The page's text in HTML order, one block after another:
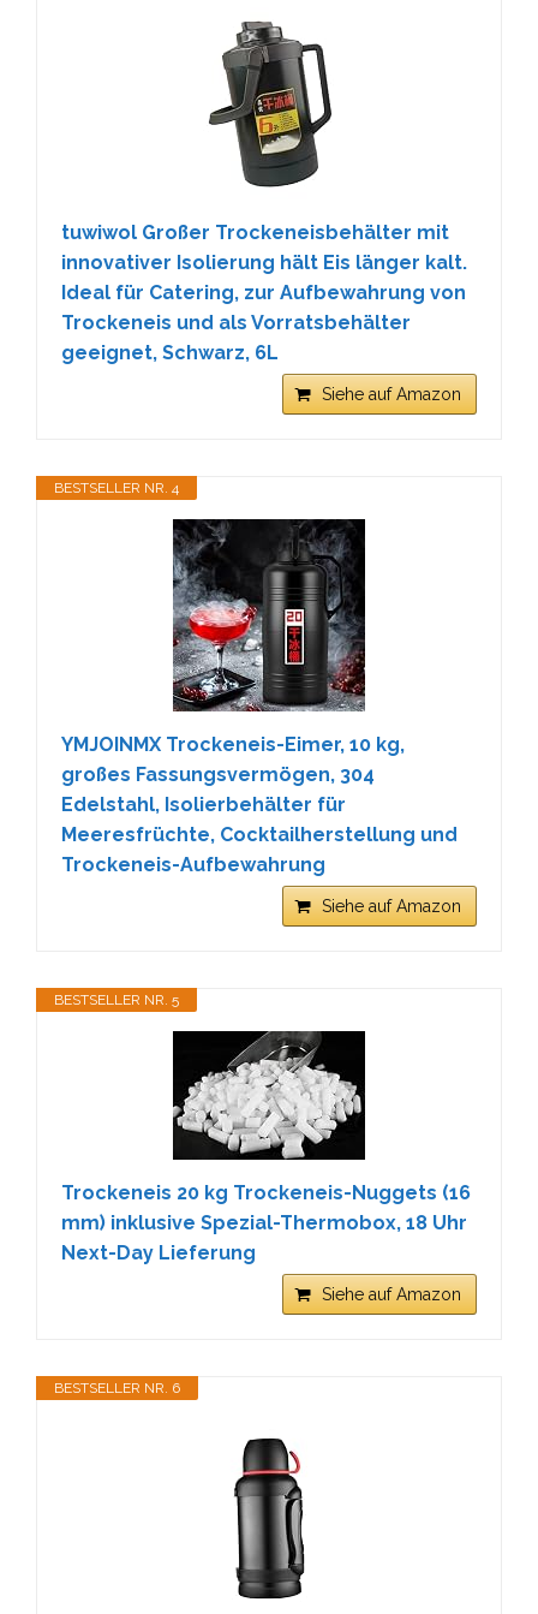
tuwiwol Großer Trockeneisbehälter mit
innovativer Isolierung hält Eis länger kalt.
Ideal für Catering, zur Aufbewahrung von
Trockeneis und als Vorratsbehälter
geeignet, Schwarz, 6L
Siehe auf Amazon
BESTSELLER NR. 4
YMJOINMX Trockeneis-Eimer, 10 kg,
großes Fassungsvermögen, 304
Edelstahl, Isolierbehälter für
Meeresfrüchte, Cocktailherstellung und
Trockeneis-Aufbewahrung
Siehe auf Amazon
BESTSELLER NR. 5
Trockeneis 20 kg Trockeneis-Nuggets (16
mm) inklusive Spezial-Thermobox, 18 Uhr
Next-Day Lieferung
Siehe auf Amazon
BESTSELLER NR. 6